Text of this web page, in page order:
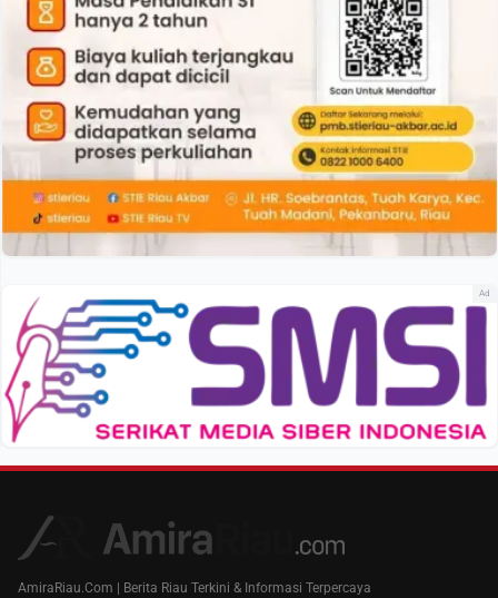
Ad
AmiraRiau.Com | Berita Riau Terkini & Informasi Terpercaya